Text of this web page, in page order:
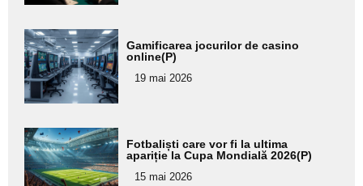
Adaugă
aici textul
pentru
subtitlu
Gamificarea jocurilor de casino
online(P)
19 mai 2026
Adaugă
aici textul
pentru
Fotbaliști care vor fi la ultima
apariție la Cupa Mondială 2026(P)
15 mai 2026